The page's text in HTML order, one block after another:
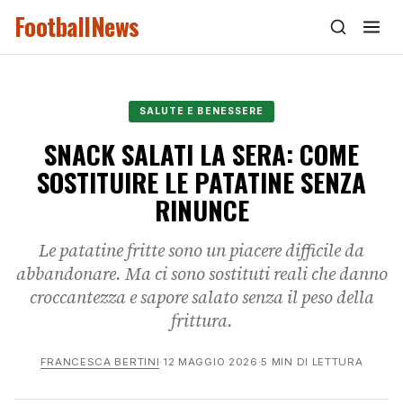
FootballNews
SALUTE E BENESSERE
SNACK SALATI LA SERA: COME
SOSTITUIRE LE PATATINE SENZA
RINUNCE
Le patatine fritte sono un piacere difficile da
abbandonare. Ma ci sono sostituti reali che danno
croccantezza e sapore salato senza il peso della
frittura.
FRANCESCA BERTINI· 12 MAGGIO 2026 ·5 MIN DI LETTURA